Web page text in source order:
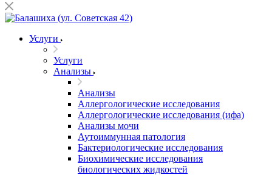
Услуги
Услуги
Анализы
Анализы
Аллергологические исследования
Аллергологические исследования (ифа)
Анализы мочи
Аутоиммунная патология
Бактериологические исследования
Биохимические исследования
биологических жидкостей